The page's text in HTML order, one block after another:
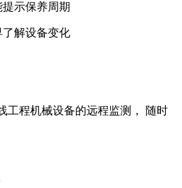
示保养周期
解设备变化
工程机械设备的远程监测， 随时